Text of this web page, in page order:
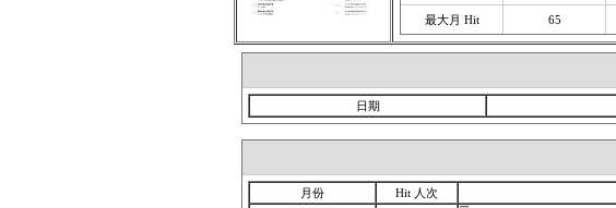
最大月 Hit 65
日期
月份 Hit 人次